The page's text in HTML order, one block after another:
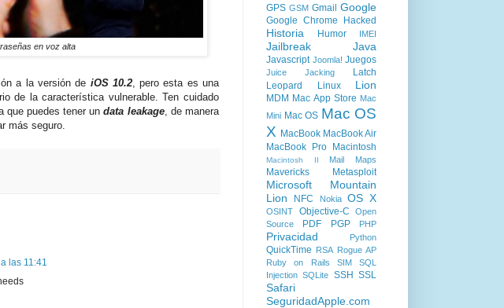
en voz alta
a la versión de iOS 10.2, pero esta es una
de la característica vulnerable. Ten cuidado
que puedes tener undata leakage, de manera
más seguro.
las 11:41
GPS GSM Gmail Google
Google Chrome Hacked
Historia Humor IMEI
Jailbreak Java
Javascript Joomla! Juegos
Juice Jacking
Latch
Leopard
Linux Lion
MDM Mac App Store Mac
Mini Mac OS Mac OS
X MacBook MacBook Air
MacBook Pro
Macintosh
Macintosh II Mail Maps
Mavericks Metasploit
Microsoft
Mountain
Lion
NFC Nokia OS X
OSINT Objective-C
Open
Source
PDF PGP PHP
Privacidad Python
QuickTime RSA Rogue AP
Ruby on Rails
SIM
SQL
Injection SQLite SSH SSL
Safari
SeguridadApple.com